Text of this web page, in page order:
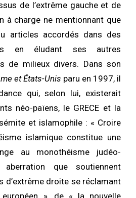
de l’extrême gauche et de
à charge ne mentionnant que
articles accordés dans des
en éludant ses autres
de milieux divers. Dans son
et États-Unis paru en 1997, il
qui, selon lui, existerait
néo-païens, le GRECE et la
et islamophile : « Croire
islamique constitue une
au monothéisme judéo-
que soutiennent
d’extrême droite se réclamant